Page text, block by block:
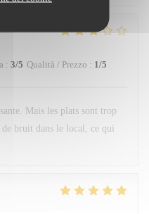
: 3/5 Qualità / Prezzo : 1/5
Mais les plats sont trop
bruit dans le local, ce qui